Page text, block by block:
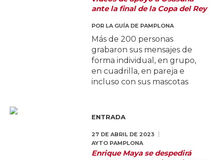
ante la final de la Copa del Rey
POR LA GUÍA DE PAMPLONA
Más de 200 personas
grabaron sus mensajes de
forma individual, en grupo,
en cuadrilla, en pareja e
incluso con sus mascotas
ENTRADA
27 DE ABRIL DE 2023
AYTO PAMPLONA
Enrique Maya se despedirá